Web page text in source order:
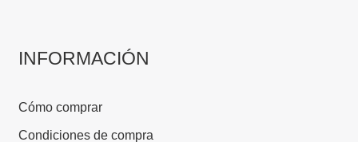
INFORMACIÓN
Cómo comprar
Condiciones de compra